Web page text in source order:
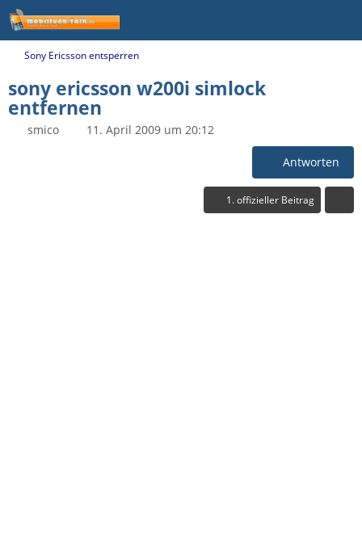
Sony Ericsson entsperren
sony ericsson w200i simlock
entfernen
smico 11. April 2009 um 20:12
Antworten
1. offizieller Beitrag